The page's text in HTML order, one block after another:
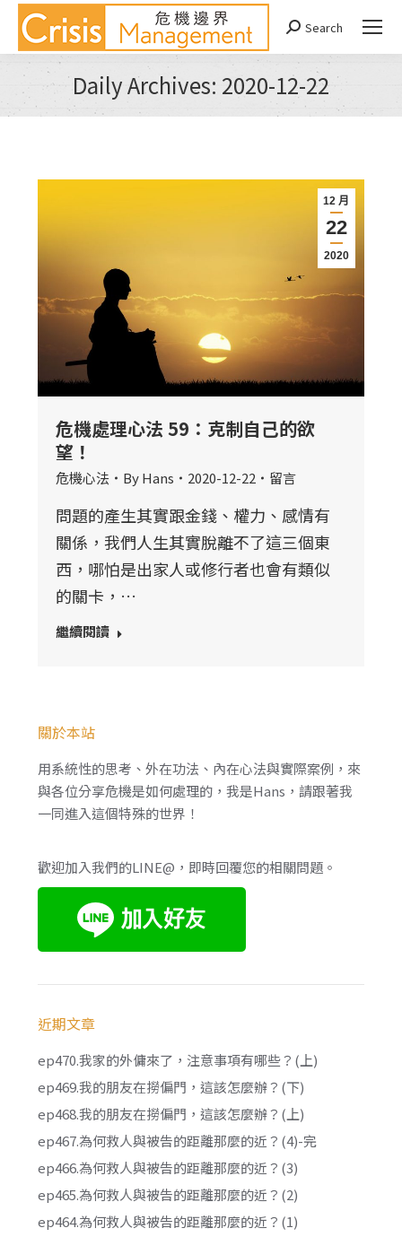
Search:
Search
Daily Archives: 2020-12-22
You are here:
12 月
22
2020
危機處理心法 59：克制自己的欲
望！
危機心法 ByHans 2020-12-22 留言
問題的產生其實跟金錢、權力、感情有
關係，我們人生其實脫離不了這三個東
西，哪怕是出家人或修行者也會有類似
的關卡，…
繼續閱讀
關於本站
用系統性的思考、外在功法、內在心法與實際案例，來
與各位分享危機是如何處理的，我是Hans，請跟著我
一同進入這個特殊的世界！
歡迎加入我們的LINE@，即時回覆您的相關問題。
近期文章
ep470.我家的外傭來了，注意事項有哪些？(上)
ep469.我的朋友在撈偏門，這該怎麼辦？(下)
ep468.我的朋友在撈偏門，這該怎麼辦？(上)
ep467.為何救人與被告的距離那麼的近？(4)-完
ep466.為何救人與被告的距離那麼的近？(3)
ep465.為何救人與被告的距離那麼的近？(2)
ep464.為何救人與被告的距離那麼的近？(1)